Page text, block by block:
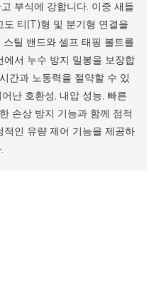
부식에 강합니다. 이중 새들
티(T)형 및 분기형 연결을
틸 밴드와 셀프 태핑 볼트를
서 누수 방지 밀봉을 보장합
간과 노동력을 절약할 수 있
난 호환성, 내압 성능, 빠른
손상 방지 기능과 함께 점적
인 유량 제어 기능을 제공하